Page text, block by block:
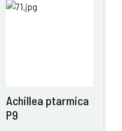
Achillea ptarmica
P9